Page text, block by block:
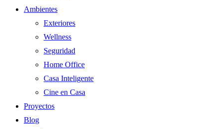
Ambientes
Exteriores
Wellness
Seguridad
Home Office
Casa Inteligente
Cine en Casa
Proyectos
Blog